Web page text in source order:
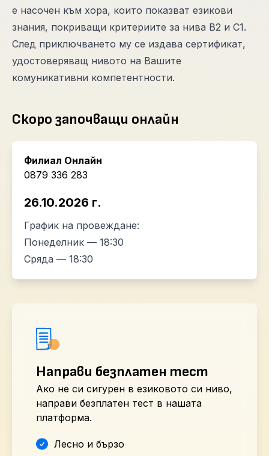
е насочен към хора, които показват езикови
знания, покриващи критериите за нива В2 и С1.
След приключването му се издава сертификат,
удостоверяващ нивото на Вашите
комуникативни компетентности.
Скоро започващи онлайн
Филиал Онлайн
0879 336 283
26.10.2026 г.
График на провеждане:
Понеделник — 18:30
Сряда — 18:30
Направи безплатен тест
Ако не си сигурен в езиковото си ниво,
направи безплатен тест в нашата
платформа.
Лесно и бързо